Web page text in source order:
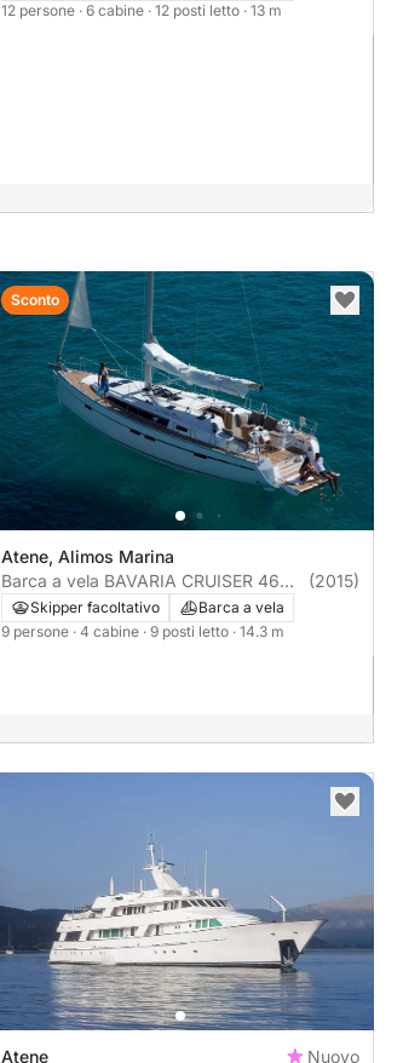
12 persone · 6 cabine · 12 posti letto · 13 m
Atene, Alimos Marina
Barca a vela BAVARIA CRUISER 46
14m
(2015)
Skipper facoltativo
Barca a vela
9 persone · 4 cabine · 9 posti letto · 14.3 m
Sconto
Atene
Nuovo